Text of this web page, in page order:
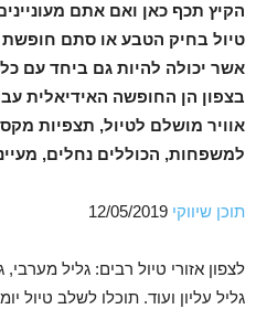
הקיץ תכף כאן ואם אתם
טיול בחיק הטבע או סתם חופשת
אשר יכולה להיות גם ביחד עם
בצפון הן החופשה האידיאלית
אוויר מושלם לטיול, תצפיות
למשפחות, הכוללים נחלים,
תוכן שיווקי
לצפון אזורי טיול רבים: גליל
גליל עליון ועוד. תוכלו לשלב טיול